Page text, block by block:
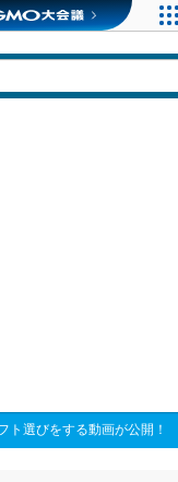
選びをする動画が公開！